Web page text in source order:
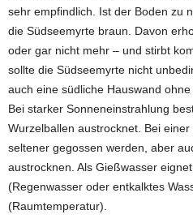
sehr empfindlich. Ist der Boden zu
die Südseemyrte braun. Davon
oder gar nicht mehr – und stirbt
sollte die Südseemyrte nicht
auch eine südliche Hauswand
Bei starker Sonneneinstrahlung
Wurzelballen austrocknet. Bei
seltener gegossen werden, aber
austrocknen. Als Gießwasser
(Regenwasser oder entkalktes
(Raumtemperatur).